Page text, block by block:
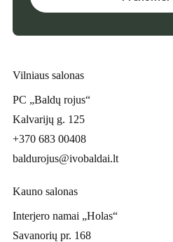
Vilniaus salonas
PC „Baldų rojus“
Kalvarijų g. 125
+370 683 00408
baldurojus@ivobaldai.lt
Kauno salonas
Interjero namai „Holas“
Savanorių pr. 168